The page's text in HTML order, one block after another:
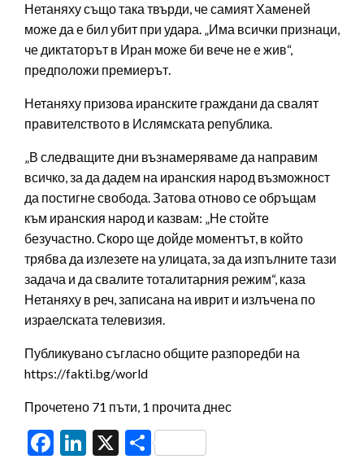
Нетаняху също така твърди, че самият Хаменей
може да е бил убит при удара. „Има всички признаци,
че диктаторът в Иран може би вече не е жив“,
предположи премиерът.
Нетаняху призова иранските граждани да свалят
правителството в Ислямската република.
„В следващите дни възнамеряваме да направим
всичко, за да дадем на иранския народ възможност
да постигне свобода. Затова отново се обръщам
към иранския народ и казвам: „Не стойте
безучастно. Скоро ще дойде моментът, в който
трябва да излезете на улицата, за да изпълните тази
задача и да свалите тоталитарния режим“, каза
Нетаняху в реч, записана на иврит и излъчена по
израелската телевизия.
Публикувано съгласно общите разпоредби на
https://fakti.bg/world
Прочетено 71 пъти, 1 прочита днес
Facebook
LinkedIn
X Share